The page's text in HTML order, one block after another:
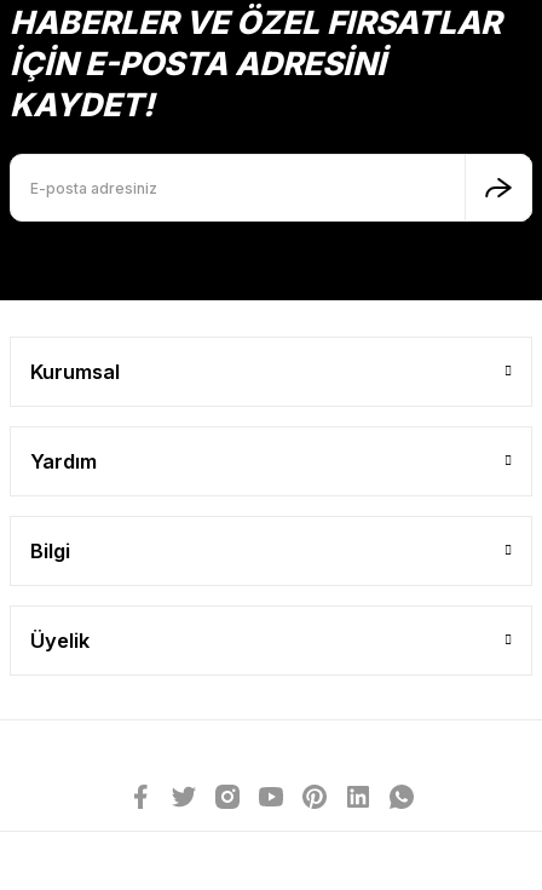
HABERLER VE ÖZEL FIRSATLAR
İÇİN E-POSTA ADRESİNİ
KAYDET!
Kurumsal
Yardım
Bilgi
Üyelik